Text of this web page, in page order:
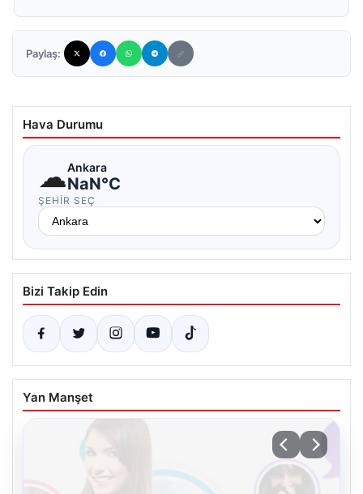
Paylaş:
Hava Durumu
☁Ankara
NaN°C
ŞEHIR SEÇ
Bizi Takip Edin
Yan Manşet